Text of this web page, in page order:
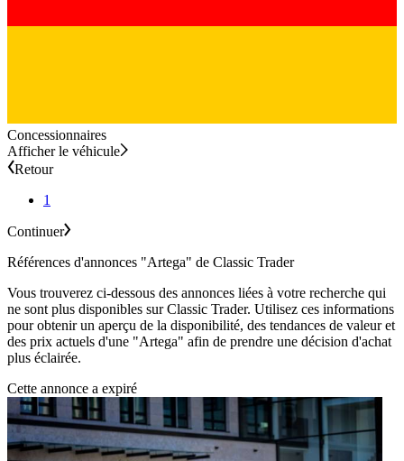
Concessionnaires
Afficher le véhicule
Retour
1
Continuer
Références d'annonces "Artega" de Classic Trader
Vous trouverez ci-dessous des annonces liées à votre recherche qui
ne sont plus disponibles sur Classic Trader. Utilisez ces informations
pour obtenir un aperçu de la disponibilité, des tendances de valeur et
des prix actuels d'une "Artega" afin de prendre une décision d'achat
plus éclairée.
Cette annonce a expiré